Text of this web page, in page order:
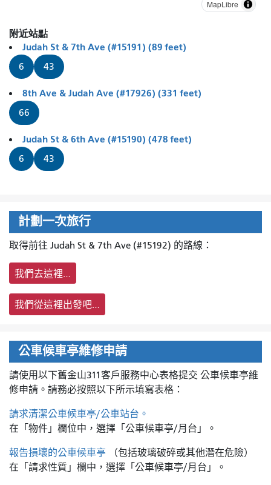
MapLibre
附近站點
Judah St & 7th Ave (#15191) (89 feet)
6 43
8th Ave & Judah Ave (#17926) (331 feet)
66
Judah St & 6th Ave (#15190) (478 feet)
6 43
計劃一次旅行
取得前往 Judah St & 7th Ave (#15192) 的路線：
我們去這裡…
我們從這裡出發吧…
公車候車亭維修申請
請使用以下舊金山311客戶服務中心表格提交 公車候車亭維
修申請。請務必按照以下所示填寫表格：
請求清潔公車候車亭/公車站台。
在「物件」欄位中，選擇「公車候車亭/月台」。
報告損壞的公車候車亭 （包括玻璃破碎或其他潛在危險）
在「請求性質」欄中，選擇「公車候車亭/月台」。